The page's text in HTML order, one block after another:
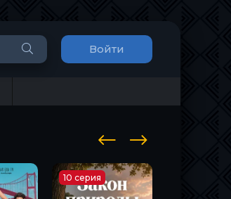
Войти
10 серия